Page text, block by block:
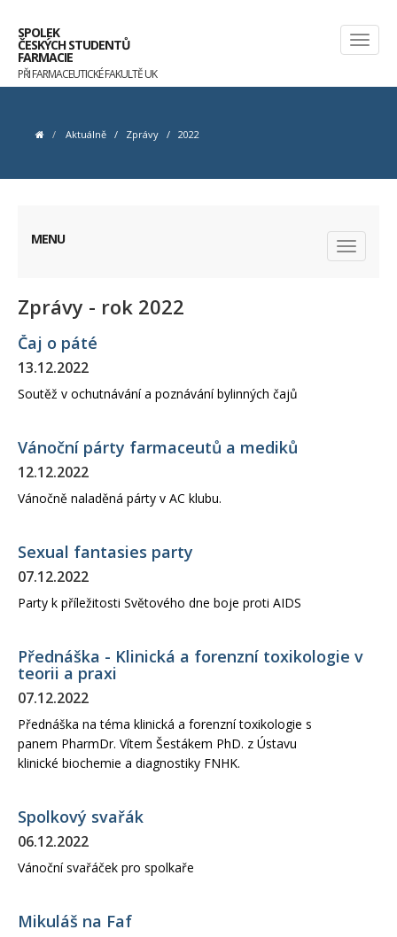
SPOLEK
ČESKÝCH STUDENTŮ
FARMACIE
PŘI FARMACEUTICKÉ FAKULTĚ UK
Aktuálně / Zprávy / 2022
MENU
Zprávy - rok 2022
Čaj o páté
13.12.2022
Soutěž v ochutnávání a poznávání bylinných čajů
Vánoční párty farmaceutů a mediků
12.12.2022
Vánočně naladěná párty v AC klubu.
Sexual fantasies party
07.12.2022
Party k příležitosti Světového dne boje proti AIDS
Přednáška - Klinická a forenzní toxikologie v
teorii a praxi
07.12.2022
Přednáška na téma klinická a forenzní toxikologie s
panem PharmDr. Vítem Šestákem PhD. z Ústavu
klinické biochemie a diagnostiky FNHK.
Spolkový svařák
06.12.2022
Vánoční svařáček pro spolkaře
Mikuláš na Faf